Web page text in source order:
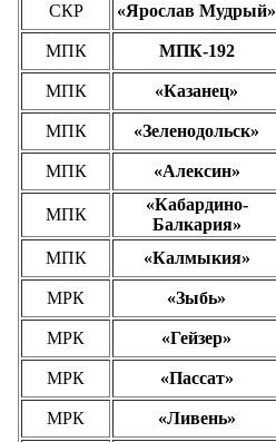
СКР «Ярослав Мудрый»
МПК МПК-192
МПК «Казанец»
МПК «Зеленодольск»
МПК «Алексин»
МПК
«Кабардино-
Балкария»
МПК «Калмыкия»
МРК «Зыбь»
МРК «Гейзер»
МРК «Пассат»
МРК «Ливень»